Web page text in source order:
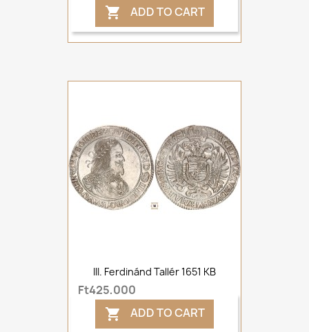
 ADD TO CART
III. Ferdinánd Tallér 1651 KB
Ft425,000
 ADD TO CART